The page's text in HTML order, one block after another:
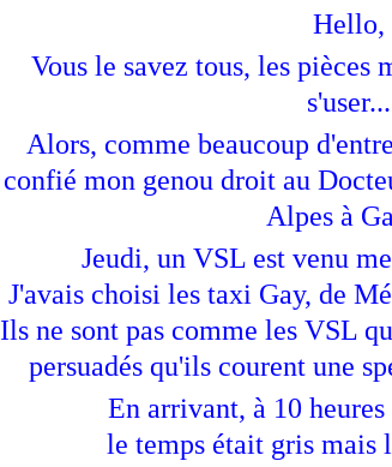
Hello,
Vous le savez tous, les pièces
s'user...
Alors, comme beaucoup
confié mon genou droit au
Alpes à
Jeudi, un VSL est venu
J'avais choisi les taxi Gay, de
Ils ne sont pas comme les VSL
persuadés qu'ils courent une
En arrivant, à 10
le temps était gris mais